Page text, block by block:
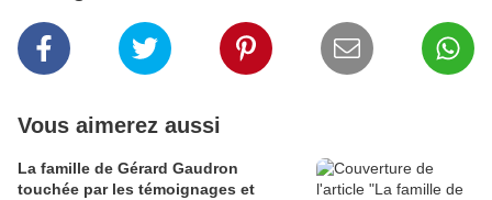
Vous aimerez aussi
La famille de Gérard Gaudron
touchée par les témoignages et